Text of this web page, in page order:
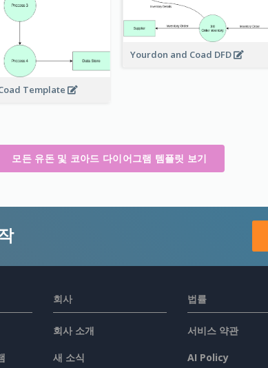
Template
Yourdon and Coad DFD
모든 유돈 및 코아드 다이어그램 템플릿 보기
회사
회사 소개
새 소식
법률
서비스 약관
AI Policy